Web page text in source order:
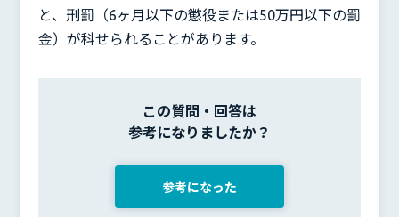
と、刑罰（6ヶ月以下の懲役または50万円以下の罰
金）が科せられることがあります。
この質問・回答は
参考になりましたか？
参考になった